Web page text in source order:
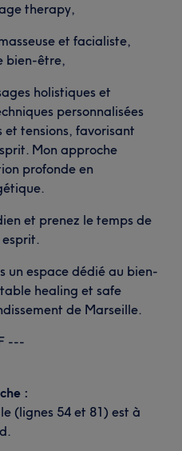
therapy,
et facialiste,
bien-être,
holistiques et
personnalisées
et tensions, favorisant
Mon approche
profonde en
et prenez le temps de
un espace dédié au bien-
healing et safe
de Marseille.
---
:
(lignes 54 et 81) est à